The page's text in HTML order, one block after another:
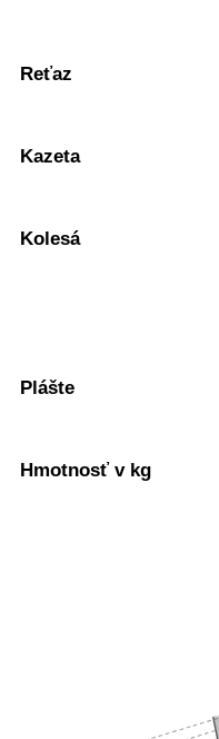
Reťaz
Kazeta
Kolesá
Plášte
Hmotnosť v kg